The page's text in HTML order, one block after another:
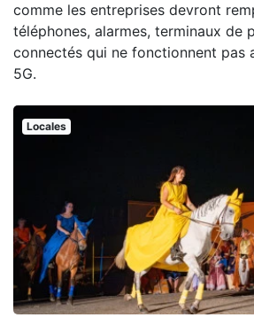
comme les entreprises devront
téléphones, alarmes, terminaux de
connectés qui ne fonctionnent pas
5G.
Locales